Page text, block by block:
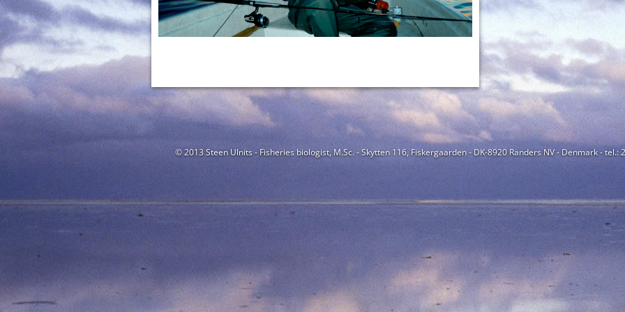
© 2013 Steen Ulnits - Fisheries biologist, M.Sc. - Skytten 116, Fiskergaarden - DK-8920 Randers NV - Denmark - tel.: